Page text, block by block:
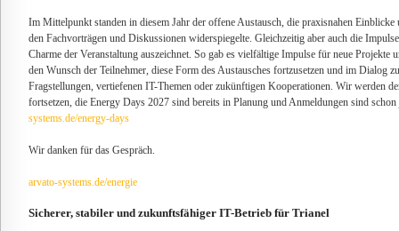
Im Mittelpunkt standen in diesem Jahr der offene Austausch, die praxisnahen
den Fachvorträgen und Diskussionen widerspiegelte. Gleichzeitig aber auch die
Charme der Veranstaltung auszeichnet. So gab es vielfältige Impulse für neue Projekte
den Wunsch der Teilnehmer, diese Form des Austausches fortzusetzen und im Dialog
Fragstellungen, vertiefenen IT-Themen oder zukünftigen Kooperationen. Wir werden
fortsetzen, die Energy Days 2027 sind bereits in Planung und Anmeldungen sind
systems.de/energy-days
Wir danken für das Gespräch.
arvato-systems.de/energie
Sicherer, stabiler und zukunftsfähiger IT-Betrieb für Trianel